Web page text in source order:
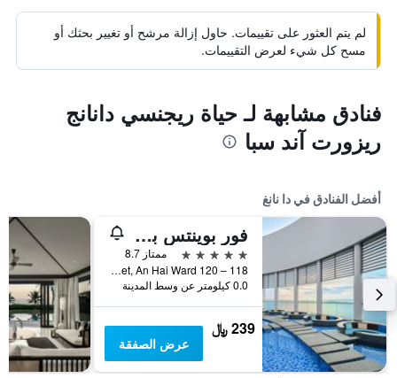
لم يتم العثور على تقييمات. حاول إزالة مرشح أو تغيير بحثك أو
مسح كل شيء لعرض التقييمات.
فنادق مشابهة لـ حياة ريجنسي دانانج
ريزورت آند سبا
أفضل الفنادق في دا نانغ
فور بوينتس باي شيراتون دانانج
5 نجوم
ممتاز 8.7
118 – 120 Vo Nguyen Giap street, An Hai Ward, دا نانغ, فيتنام
0.0 كيلومتر عن وسط المدينة
239 ﷼
عرض الصفقة